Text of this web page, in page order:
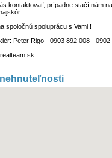
kontaktovať, prípadne stačí nám
spoločnú spoluprácu s Vami !
Peter Rigo - 0903 892 008 - 0902